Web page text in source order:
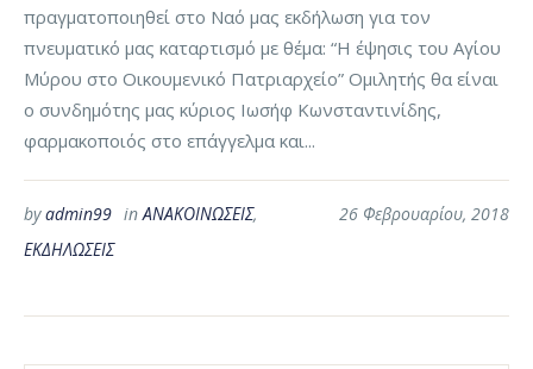
πραγματοποιηθεί στο Ναό μας εκδήλωση για τον
πνευματικό μας καταρτισμό με θέμα: “Η έψησις του Αγίου
Μύρου στο Οικουμενικό Πατριαρχείο” Ομιλητής θα είναι
ο συνδημότης μας κύριος Ιωσήφ Κωνσταντινίδης,
φαρμακοποιός στο επάγγελμα και...
26 Φεβρουαρίου, 2018
byadmin99 inΑΝΑΚΟΙΝΩΣΕΙΣ,
ΕΚΔΗΛΩΣΕΙΣ